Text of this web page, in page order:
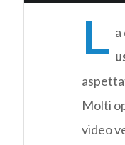
L a
Molti
video